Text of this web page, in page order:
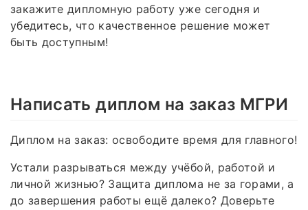
закажите дипломную работу уже сегодня и
убедитесь, что качественное решение может
быть доступным!
Написать диплом на заказ МГРИ
Диплом на заказ: освободите время для главного!
Устали разрываться между учёбой, работой и
личной жизнью? Защита диплома не за горами, а
до завершения работы ещё далеко? Доверьте